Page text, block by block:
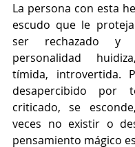
La persona con esta
escudo que le
ser rechazado y
personalidad
tímida, introvertida.
desapercibido por
criticado, se
veces no existir o
pensamiento mágico